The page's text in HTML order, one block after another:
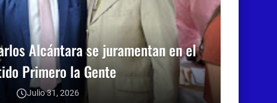
Alcántara se juramentan en el
Primero la Gente
Julio 31, 2026